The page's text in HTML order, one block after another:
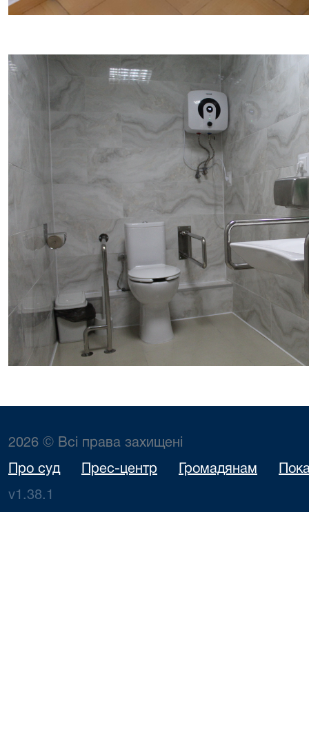
2026 © Всі права захищені
Про суд Прес-центр Громадянам
v1.38.1